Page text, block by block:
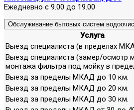
Ежедневно с 9.00 до 19.00
Обслуживание бытовых систем
Услуга
Выезд специалиста (в пределах
Выезд специалиста (замер/осмотр
монтажа фильтра под мойку в
Выезд за пределы МКАД до 10 км.
Выезд за пределы МКАД до 20 км.
Выезд за пределы МКАД до 30 км.